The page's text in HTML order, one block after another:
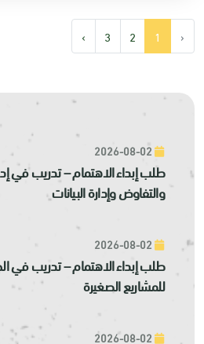
‹
1
2
3
›
طلب إبداء الاهتمام – تدريب في
والتفاوض وإدارة البيانات
طلب إبداء الاهتمام – تدريب في
للمشاريع الصغيرة